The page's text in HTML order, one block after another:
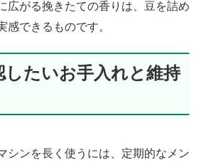
広がる挽きたての香りは、豆を詰め
感できるものです。
したいお手入れと維持
シンを長く使うには、定期的なメン